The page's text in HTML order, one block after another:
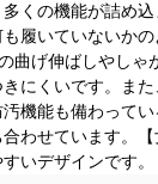
くの機能が詰め
履いていないか
曲げ伸ばしやし
にくいです。ま
機能も備わって
わせています。
いデザインです。